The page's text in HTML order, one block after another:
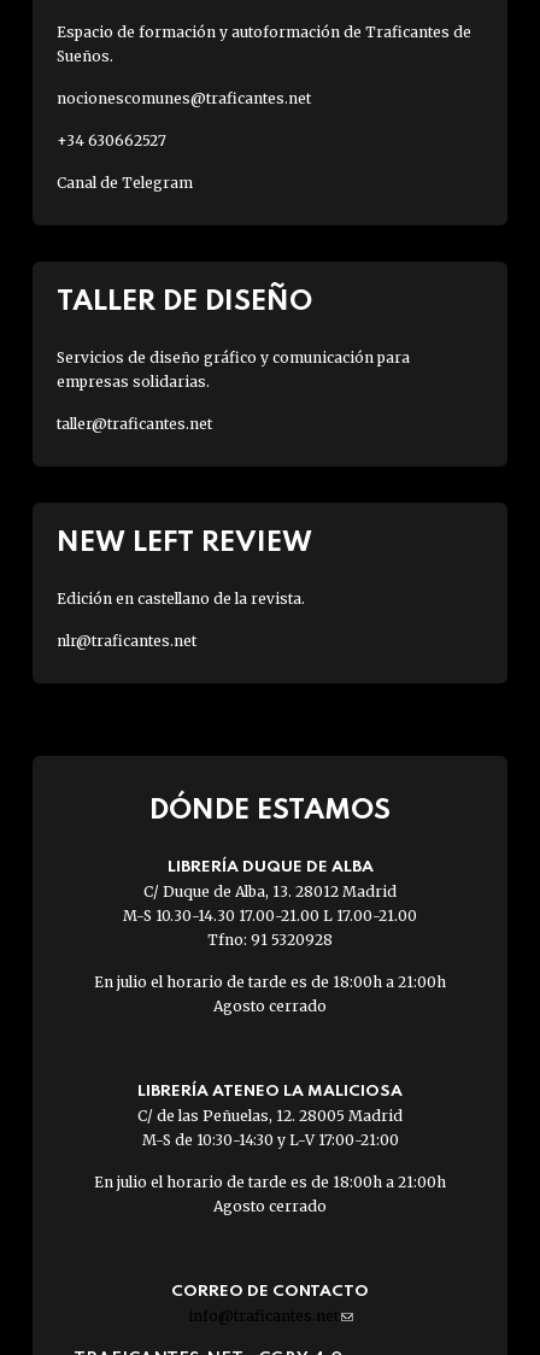
Espacio de formación y autoformación de Traficantes de
Sueños.
nocionescomunes@traficantes.net
+34 630662527
Canal de Telegram
TALLER DE DISEÑO
Servicios de diseño gráfico y comunicación para
empresas solidarias.
taller@traficantes.net
NEW LEFT REVIEW
Edición en castellano de la revista.
nlr@traficantes.net
DÓNDE ESTAMOS
LIBRERÍA DUQUE DE ALBA
C/ Duque de Alba, 13. 28012 Madrid
M-S 10.30-14.30 17.00-21.00 L 17.00-21.00
Tfno: 91 5320928
En julio el horario de tarde es de 18:00h a 21:00h
Agosto cerrado
LIBRERÍA ATENEO LA MALICIOSA
C/ de las Peñuelas, 12. 28005 Madrid
M-S de 10:30-14:30 y L-V 17:00-21:00
En julio el horario de tarde es de 18:00h a 21:00h
Agosto cerrado
CORREO DE CONTACTO
info@traficantes.net (link